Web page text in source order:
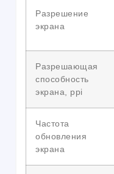
Разрешение
экрана
Разрешающая
способность
экрана, ppi
Частота
обновления
экрана